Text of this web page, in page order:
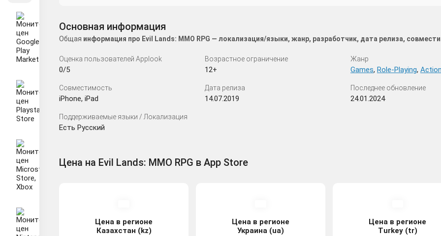
Основная информация
Общая информация про Evil Lands: MMO RPG — локализация/языки, жанр, разработчик, дата релиза,
Оценка пользователей Applook
0/5
Возрастное ограничение
12+
Жанр
Games, Role-Playing, Action
Совместимость
iPhone, iPad
Дата релиза
14.07.2019
Последнее обновление
24.01.2024
Поддерживаемые языки / Локализация
Есть Русский
Цена на Evil Lands: MMO RPG в App Store
Цена в регионе
Казахстан (kz)
Цена в регионе
Украина (ua)
Цена в регионе
Turkey (tr)